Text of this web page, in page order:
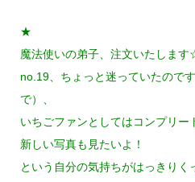
★
魔法使いの弟子、注文いたしま
no.19、ちょっと迷っていたので
で）、
いちごファンとしてはコンプリー
新しい写真も見たいよ！
という自分の気持ちがはっきりく